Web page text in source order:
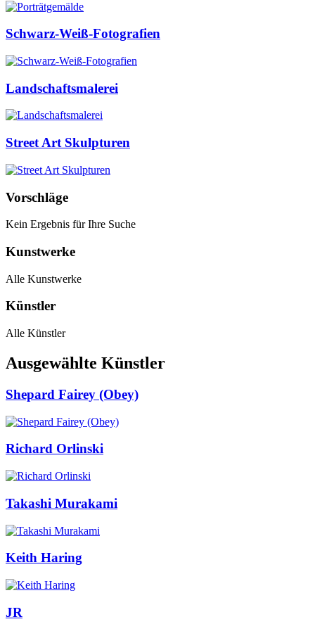
Schwarz-Weiß-Fotografien
Landschaftsmalerei
Street Art Skulpturen
Vorschläge
Kein Ergebnis für Ihre Suche
Kunstwerke
Alle Kunstwerke
Künstler
Alle Künstler
Ausgewählte Künstler
Shepard Fairey (Obey)
Richard Orlinski
Takashi Murakami
Keith Haring
JR